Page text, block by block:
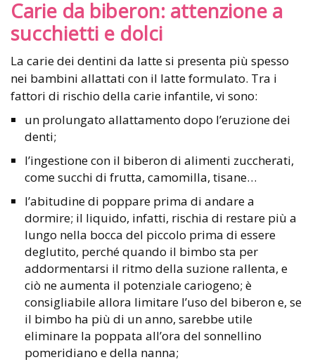
Carie da biberon: attenzione a
succhietti e dolci
La carie dei dentini da latte si presenta più spesso
nei bambini allattati con il latte formulato. Tra i
fattori di rischio della carie infantile, vi sono:
un prolungato allattamento dopo l’eruzione dei
denti;
l’ingestione con il biberon di alimenti zuccherati,
come succhi di frutta, camomilla, tisane…
l’abitudine di poppare prima di andare a
dormire; il liquido, infatti, rischia di restare più a
lungo nella bocca del piccolo prima di essere
deglutito, perché quando il bimbo sta per
addormentarsi il ritmo della suzione rallenta, e
ciò ne aumenta il potenziale cariogeno; è
consigliabile allora limitare l’uso del biberon e, se
il bimbo ha più di un anno, sarebbe utile
eliminare la poppata all’ora del sonnellino
pomeridiano e della nanna;